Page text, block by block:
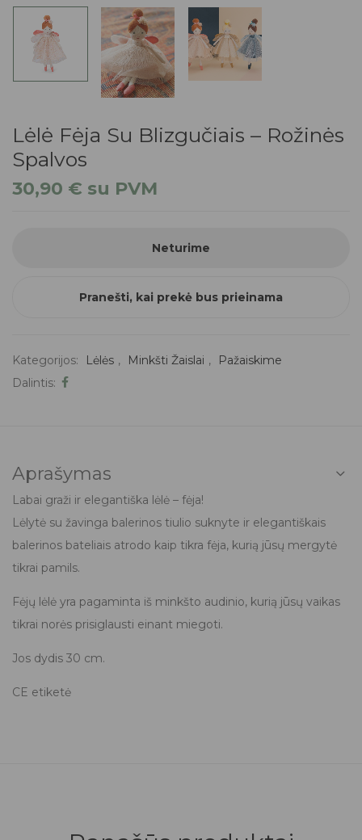
Lėlė Fėja Su Blizgučiais – Rožinės
Spalvos
30,90 € su PVM
Neturime
Pranešti, kai prekė bus prieinama
Kategorijos: Lėlės , Minkšti Žaislai ,
Pažaiskime
Dalintis:
Aprašymas
Labai graži ir elegantiška lėlė – fėja!
Lėlytė su žavinga balerinos tiulio suknyte ir elegantiškais
balerinos bateliais atrodo kaip tikra fėja, kurią jūsų mergytė
tikrai pamils.
Fėjų lėlė yra pagaminta iš minkšto audinio, kurią jūsų vaikas
tikrai norės prisiglausti einant miegoti.
Jos dydis 30 cm.
CE etiketė